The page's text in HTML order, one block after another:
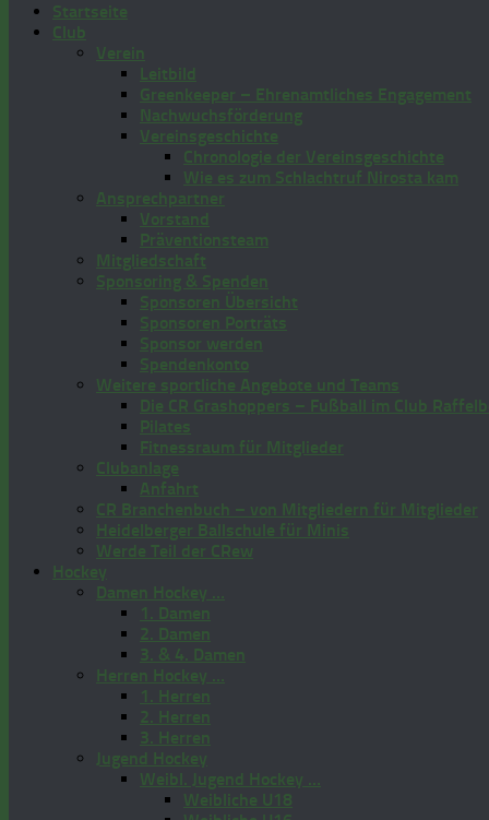
Startseite
Club
Verein
Leitbild
Greenkeeper – Ehrenamtliches Engagement
Nachwuchsförderung
Vereinsgeschichte
Chronologie der Vereinsgeschichte
Wie es zum Schlachtruf Nirosta kam
Ansprechpartner
Vorstand
Präventionsteam
Mitgliedschaft
Sponsoring & Spenden
Sponsoren Übersicht
Sponsoren Porträts
Sponsor werden
Spendenkonto
Weitere sportliche Angebote und Teams
Die CR Grashoppers – Fußball im Club
Pilates
Fitnessraum für Mitglieder
Clubanlage
Anfahrt
CR Branchenbuch – von Mitgliedern für Mitglieder
Heidelberger Ballschule für Minis
Werde Teil der CRew
Hockey
Damen Hockey …
1. Damen
2. Damen
3. & 4. Damen
Herren Hockey …
1. Herren
2. Herren
3. Herren
Jugend Hockey
Weibl. Jugend Hockey …
Weibliche U18